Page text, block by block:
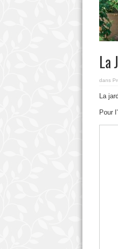
La
dans
La
Pour